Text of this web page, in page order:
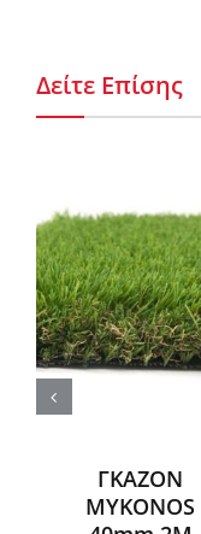
Δείτε Επίσης
ΓΚΑΖΟΝ
MYKONOS